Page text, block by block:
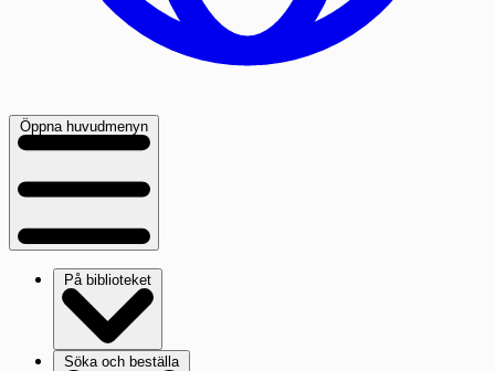
Öppna huvudmenyn
På biblioteket
Söka och beställa